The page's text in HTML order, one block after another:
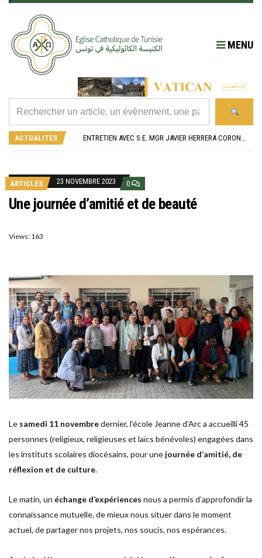
MENU
ACTUALITES
RETOUR SUR LA JOURNÉE DIOCÉSAINE 2026 EN TUNISIE
ARTICLES 23 NOVEMBRE 2023 0
Une journée d’amitié et de beauté
Views: 163
Le samedi 11 novembredernier, l’école Jeanne d’Arc a accueilli 45
personnes (religieux, religieuses et laïcs bénévoles) engagées dans
les instituts scolaires diocésains, pour une journée d’amitié, de
réflexion et de culture.
Le matin, un échange d’expériences nous a permis d’approfondir la
connaissance mutuelle, de mieux nous situer dans le moment
actuel, de partager nos projets, nos soucis, nos espérances.